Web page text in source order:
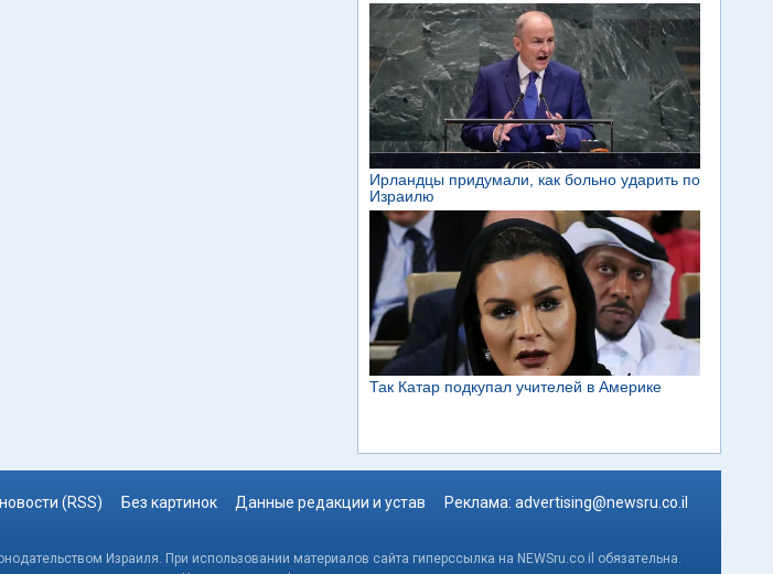
(RSS) Без картинок Данные редакции и устав Реклама: advertising@newsru.co.il
Израиля. При использовании материалов сайта гиперссылка на NEWSru.co.il обязательна.